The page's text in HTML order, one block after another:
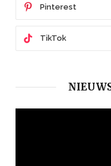
Pinterest
TikTok